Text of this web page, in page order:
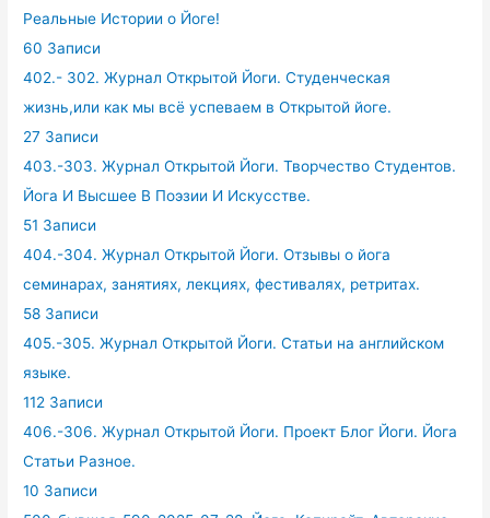
Реальные Истории о Йоге!
60 Записи
402.- 302. Журнал Открытой Йоги. Студенческая
жизнь,или как мы всё успеваем в Открытой йоге.
27 Записи
403.-303. Журнал Открытой Йоги. Творчество Студентов.
Йога И Высшее В Поэзии И Искусстве.
51 Записи
404.-304. Журнал Открытой Йоги. Отзывы о йога
семинарах, занятиях, лекциях, фестивалях, ретритах.
58 Записи
405.-305. Журнал Открытой Йоги. Статьи на английском
языке.
112 Записи
406.-306. Журнал Открытой Йоги. Проект Блог Йоги. Йога
Статьи Разное.
10 Записи